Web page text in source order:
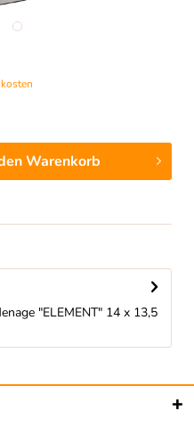
Warenkorb
"ELEMENT" 14 x 13,5